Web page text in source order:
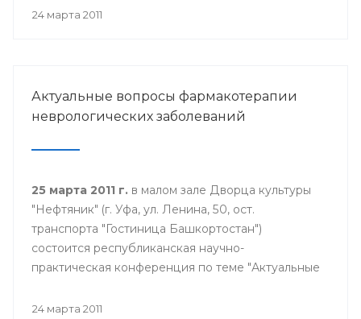
24 марта 2011
Актуальные вопросы фармакотерапии
неврологических заболеваний
25 марта 2011 г. в малом зале Дворца культуры
"Нефтяник" (г. Уфа, ул. Ленина, 50, ост.
транспорта "Гостиница Башкортостан")
состоится республиканская научно-
практическая конференция по теме "Актуальные
заболеваний". Начало конференции в 9.30
24 марта 2011